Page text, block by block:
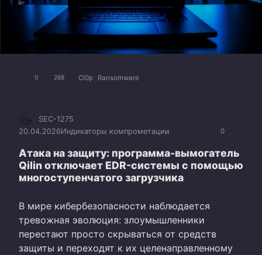
0 268 Cl0p Ransomware
0
SEC-1275
20.04.2026Индикаторы компрометации
Атака на защиту: программа-вымогатель
Qilin отключает EDR-системы с помощью
многоступенчатого загрузчика
В мире кибербезопасности наблюдается
тревожная эволюция: злоумышленники
перестают просто скрываться от средств
защиты и переходят к их целенаправленному